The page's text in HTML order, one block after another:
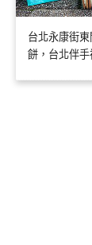
台北永康街
餅，台北伴